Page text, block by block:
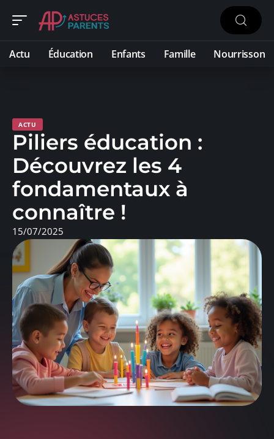
Actu Éducation Enfants Famille Nourrisson
ACTU
Piliers éducation :
Découvrez les 4
fondamentaux à
connaître !
15/07/2025